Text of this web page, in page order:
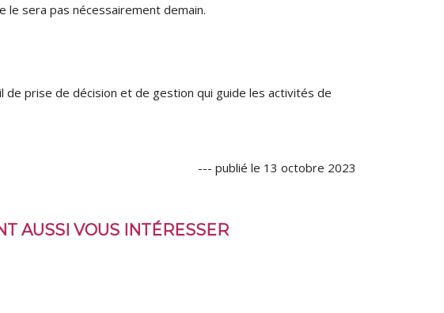
sera pas nécessairement demain.
de prise de décision et de gestion qui guide les activités de
--- publié le 13 octobre 2023
AUSSI VOUS INTÉRESSER